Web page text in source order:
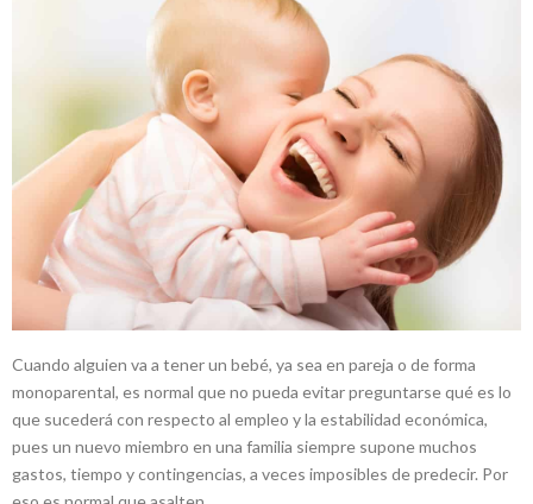
Cuando alguien va a tener un bebé, ya sea en pareja o de forma
monoparental, es normal que no pueda evitar preguntarse qué es lo
que sucederá con respecto al empleo y la estabilidad económica,
pues un nuevo miembro en una familia siempre supone muchos
gastos, tiempo y contingencias, a veces imposibles de predecir. Por